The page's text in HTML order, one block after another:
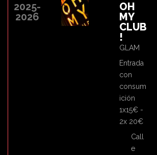
2025-
2026
OH
MY
CLUB
!
GLAM
Entrada
con
consum
ición
1x15€ -
2x 20€
Call
e